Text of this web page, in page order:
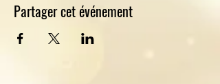
Partager cet événement